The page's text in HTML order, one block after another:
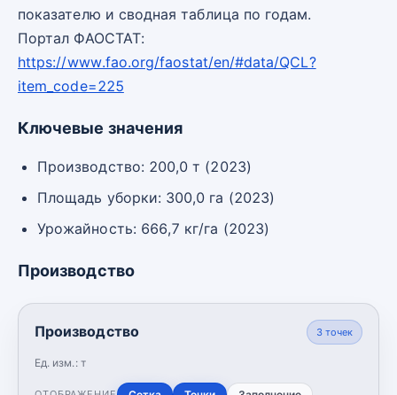
показателю и сводная таблица по годам.
Портал ФАОСТАТ:
https://www.fao.org/faostat/en/#data/QCL?
item_code=225
Ключевые значения
Производство: 200,0 т (2023)
Площадь уборки: 300,0 га (2023)
Урожайность: 666,7 кг/га (2023)
Производство
Производство
Ед. изм.: т
3точек